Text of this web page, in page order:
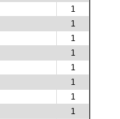
1
1
1
1
1
1
1
1